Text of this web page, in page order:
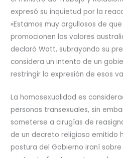
expresó su inquietud por la
«Estamos muy orgullosos de
promocionen los valores
declaró Watt, subrayando su
considera un intento de un
restringir la expresión de esos
La homosexualidad es
personas transexuales, sin
someterse a cirugías de
de un decreto religioso emitido
postura del Gobierno iraní sobre